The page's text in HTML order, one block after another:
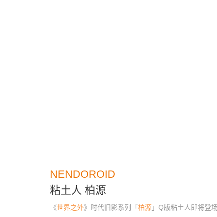
NENDOROID
粘土人 柏源
《世界之外》时代旧影系列「柏源」Q版粘土人即将登